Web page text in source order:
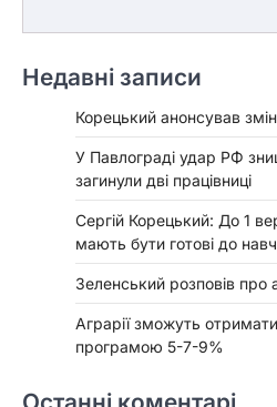
Недавні записи
Корецький анонсував
У Павлограді удар РФ
загинули дві працівниці
Сергій Корецький: До 1
мають бути готові до
Зеленський розповів про
Аграрії зможуть
програмою 5-7-9%